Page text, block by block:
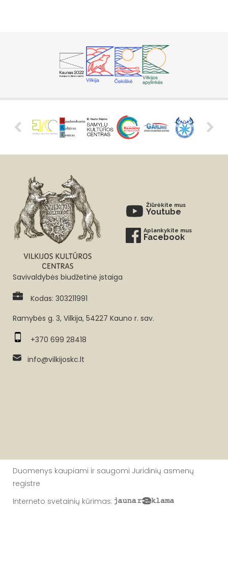
Žiūrėkite mus
Youtube
Aplankykite mus
Facebook
Savivaldybės biudžetinė įstaiga
Kodas: 303211991
Ramybės g. 3, Vilkija, 54227 Kauno r. sav.
+370 699 28418
info@vilkijoskc.lt
Duomenys kaupiami ir saugomi Juridinių asmenų
registre
Interneto svetainių kūrimas: